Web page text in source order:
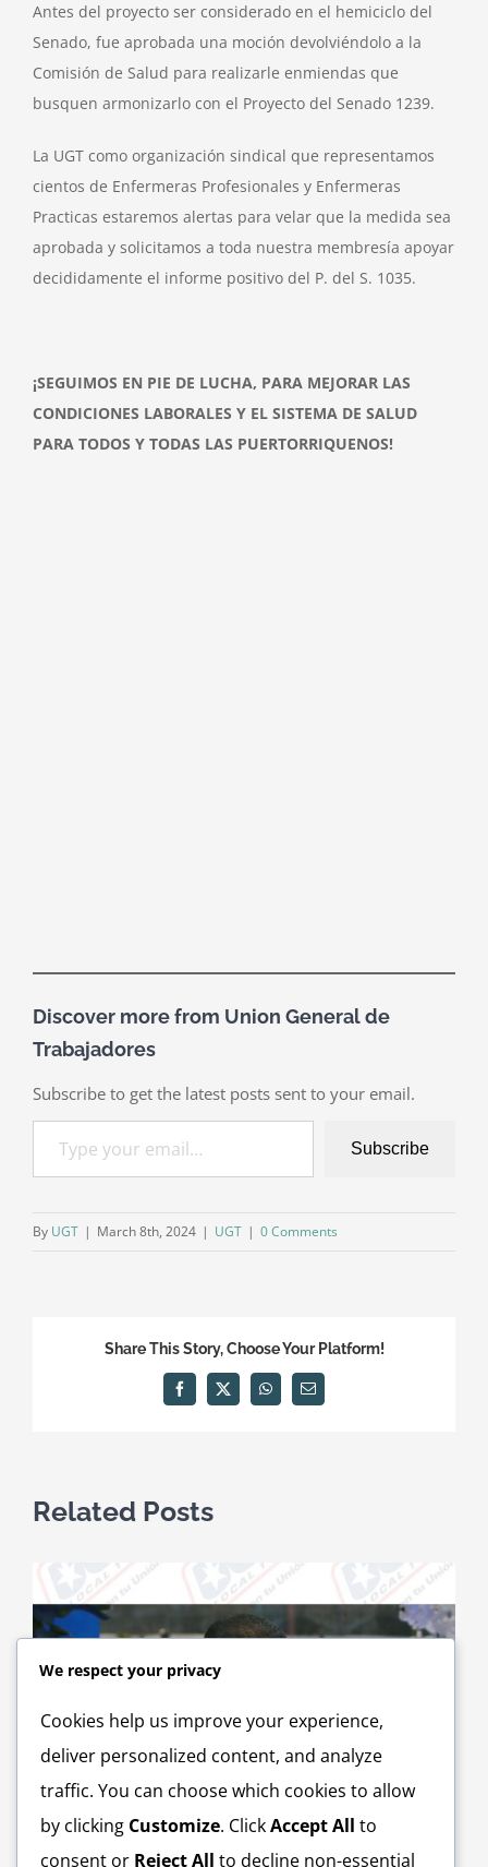
Antes del proyecto ser considerado en el hemiciclo del
Senado, fue aprobada una moción devolviéndolo a la
Comisión de Salud para realizarle enmiendas que
busquen armonizarlo con el Proyecto del Senado 1239.
La UGT como organización sindical que representamos
cientos de Enfermeras Profesionales y Enfermeras
Practicas estaremos alertas para velar que la medida sea
aprobada y solicitamos a toda nuestra membresía apoyar
decididamente el informe positivo del P. del S. 1035.
¡SEGUIMOS EN PIE DE LUCHA, PARA MEJORAR LAS
CONDICIONES LABORALES Y EL SISTEMA DE SALUD
PARA TODOS Y TODAS LAS PUERTORRIQUENOS!
Discover more from Union General de
Trabajadores
Subscribe to get the latest posts sent to your email.
Type your email…
Subscribe
By UGT | March 8th, 2024 | UGT | 0 Comments
Share This Story, Choose Your Platform!
Facebook
X WhatsAppEmail
Related Posts
We respect your privacy
Cookies help us improve your experience,
deliver personalized content, and analyze
traffic. You can choose which cookies to allow
by clicking Customize. ClickAccept All to
consent or Reject All to decline non-essential